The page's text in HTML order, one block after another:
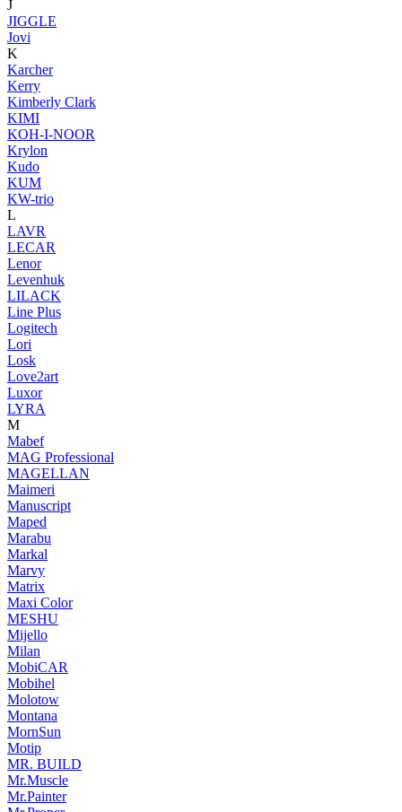
J
JIGGLE
Jovi
K
Karcher
Kerry
Kimberly Clark
KIMI
KOH-I-NOOR
Krylon
Kudo
KUM
KW-trio
L
LAVR
LECAR
Lenor
Levenhuk
LILACK
Line Plus
Logitech
Lori
Losk
Love2art
Luxor
LYRA
M
Mabef
MAG Professional
MAGELLAN
Maimeri
Manuscript
Maped
Marabu
Markal
Marvy
Matrix
Maxi Color
MESHU
Mijello
Milan
MobiCAR
Mobihel
Molotow
Montana
MornSun
Motip
MR. BUILD
Mr.Muscle
Mr.Painter